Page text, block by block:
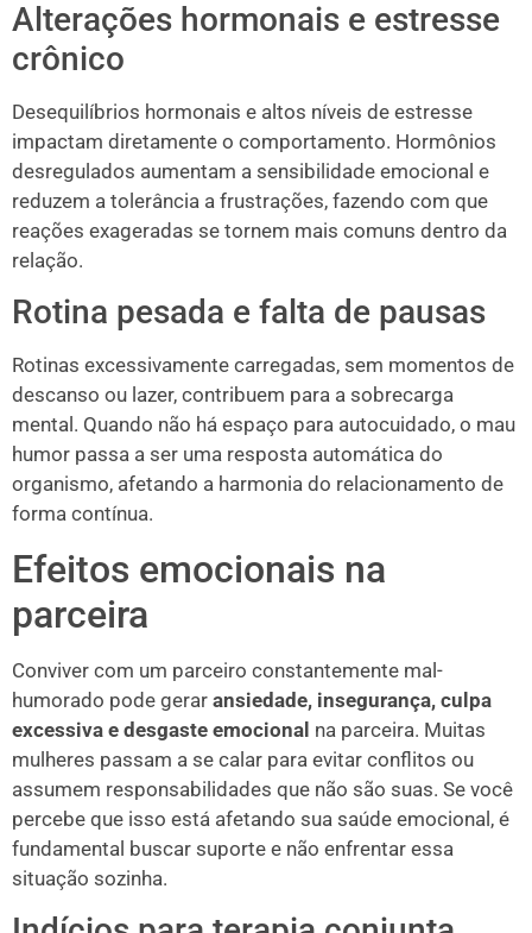
Alterações hormonais e estresse
crônico
Desequilíbrios hormonais e altos níveis de estresse
impactam diretamente o comportamento. Hormônios
desregulados aumentam a sensibilidade emocional e
reduzem a tolerância a frustrações, fazendo com que
reações exageradas se tornem mais comuns dentro da
relação.
Rotina pesada e falta de pausas
Rotinas excessivamente carregadas, sem momentos de
descanso ou lazer, contribuem para a sobrecarga
mental. Quando não há espaço para autocuidado, o mau
humor passa a ser uma resposta automática do
organismo, afetando a harmonia do relacionamento de
forma contínua.
Efeitos emocionais na
parceira
Conviver com um parceiro constantemente mal-
humorado pode gerar ansiedade, insegurança, culpa
excessiva e desgaste emocional na parceira. Muitas
mulheres passam a se calar para evitar conflitos ou
assumem responsabilidades que não são suas. Se você
percebe que isso está afetando sua saúde emocional, é
fundamental buscar suporte e não enfrentar essa
situação sozinha.